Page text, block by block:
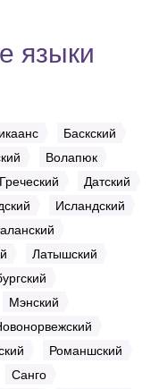
языки
Баскский
Волапюк
Греческий
Датский
Исландский
Латышский
Мэнский
Романшский
Санго